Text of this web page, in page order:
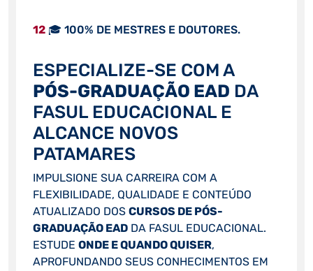
12🎓 100% DE MESTRES E DOUTORES.
ESPECIALIZE-SE COM A
PÓS-GRADUAÇÃO EAD DA
FASUL EDUCACIONAL E
ALCANCE NOVOS
PATAMARES
IMPULSIONE SUA CARREIRA COM A
FLEXIBILIDADE, QUALIDADE E CONTEÚDO
ATUALIZADO DOS CURSOS DE PÓS-
GRADUAÇÃO EADDA FASUL EDUCACIONAL.
ESTUDE ONDE E QUANDO QUISER,
APROFUNDANDO SEUS CONHECIMENTOS EM